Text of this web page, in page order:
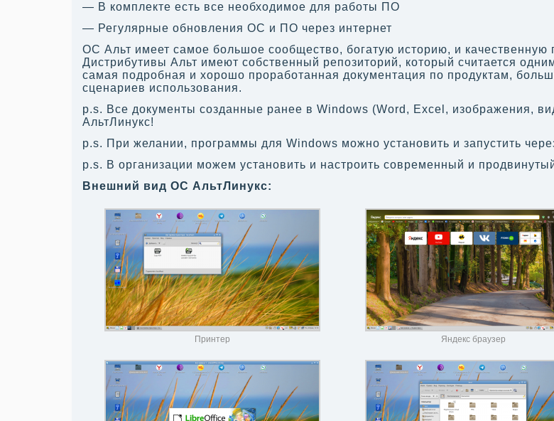
— В комплекте есть все необходимое для работы ПО
— Регулярные обновления ОС и ПО через интернет
ОС Альт имеет самое большое сообщество, богатую историю, и качественную
Дистрибутивы Альт имеют собственный репозиторий, который считается
самая подробная и хорошо проработанная документация по продуктам,
сценариев использования.
p.s. Все документы созданные ранее в Windows (Word, Excel, изображения,
АльтЛинукс!
p.s. При желании, программы для Windows можно установить и запустить
p.s. В организации можем установить и настроить современный и
Внешний вид ОС АльтЛинукс:
Принтер Яндекс браузер